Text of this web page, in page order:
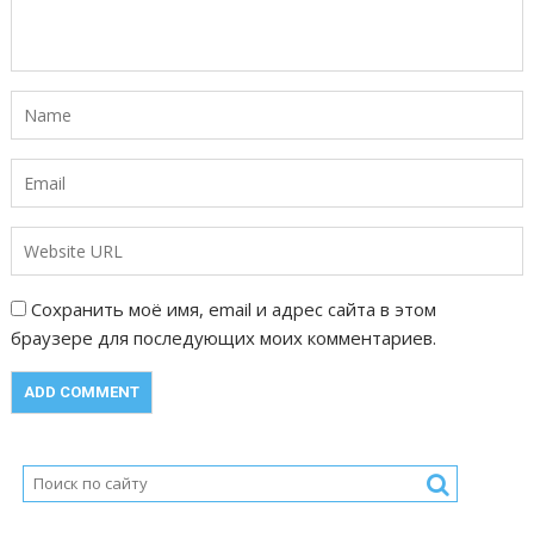
п
и
с
я
м
Сохранить моё имя, email и адрес сайта в этом
браузере для последующих моих комментариев.